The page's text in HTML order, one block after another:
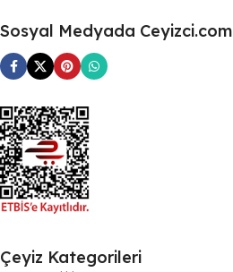
Sosyal Medyada Ceyizci.com
Çeyiz Kategorileri